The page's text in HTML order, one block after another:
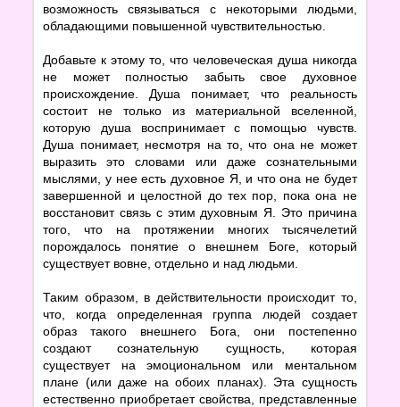
возможность связываться с некоторыми людьми,
обладающими повышенной чувствительностью.
Добавьте к этому то, что человеческая душа никогда
не может полностью забыть свое духовное
происхождение. Душа понимает, что реальность
состоит не только из материальной вселенной,
которую душа воспринимает с помощью чувств.
Душа понимает, несмотря на то, что она не может
выразить это словами или даже сознательными
мыслями, у нее есть духовное Я, и что она не будет
завершенной и целостной до тех пор, пока она не
восстановит связь с этим духовным Я. Это причина
того, что на протяжении многих тысячелетий
порождалось понятие о внешнем Боге, который
существует вовне, отдельно и над людьми.
Таким образом, в действительности происходит то,
что, когда определенная группа людей создает
образ такого внешнего Бога, они постепенно
создают сознательную сущность, которая
существует на эмоциональном или ментальном
плане (или даже на обоих планах). Эта сущность
естественно приобретает свойства, представленные